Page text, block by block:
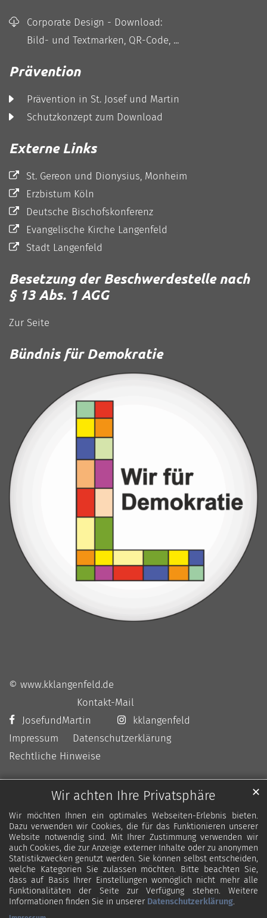
Wir achten Ihre Privatsphäre
Wir möchten Ihnen ein optimales Webseiten-Erlebnis bieten.
Dazu verwenden wir Cookies, die für das Funktionieren unserer
Website notwendig sind. Mit Ihrer Zustimmung verwenden wir
auch Cookies, die zur Anzeige externer Inhalte oder zu anonymen
Statistikzwecken genutzt werden. Sie können selbst entscheiden,
welche Kategorien Sie zulassen möchten. Bitte beachten Sie,
dass auf Basis Ihrer Einstellungen womöglich nicht mehr alle
Funktionalitäten der Seite zur Verfügung stehen. Weitere
Informationen finden Sie in unserer Datenschutzerklärung.
✕
Corporate Design - Download:
Bild- und Textmarken, QR-Code, ...
Prävention
Prävention in St. Josef und Martin
Schutzkonzept zum Download
Externe Links
St. Gereon und Dionysius, Monheim
Erzbistum Köln
Deutsche Bischofskonferenz
Evangelische Kirche Langenfeld
Stadt Langenfeld
Besetzung der Beschwerdestelle nach
§ 13 Abs. 1 AGG
Zur Seite
Bündnis für Demokratie
© www.kklangenfeld.de
Kontakt-Mail
JosefundMartin
kklangenfeld
Impressum
Datenschutzerklärung
Rechtliche Hinweise